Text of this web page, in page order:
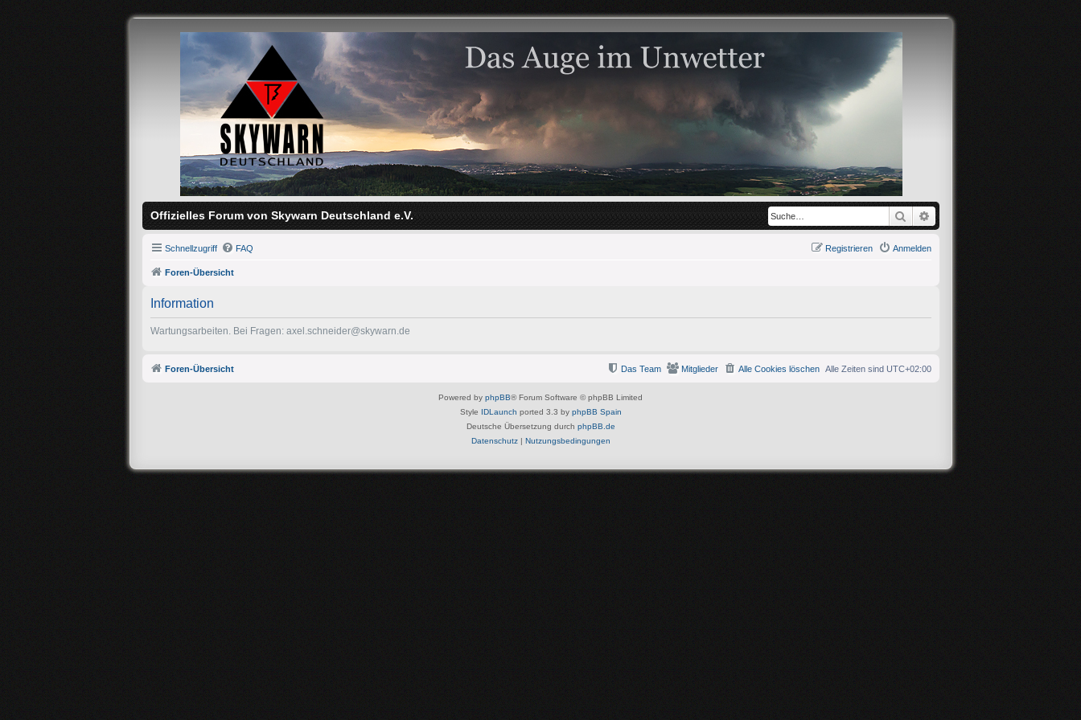
Offizielles Forum von Skywarn Deutschland e.V. Suche
Schnellzugriff FAQ Anmelden
Registrieren
Foren-Übersicht
Information
Wartungsarbeiten. Bei Fragen: axel.schneider@skywarn.de
Foren-Übersicht Alle Zeiten sind UTC+02:00
Alle Cookies löschen
Mitglieder
Das Team
Powered by phpBB® Forum Software © phpBB Limited
Style IDLaunch ported 3.3 by phpBB Spain
Deutsche Übersetzung durch phpBB.de
Datenschutz| Nutzungsbedingungen